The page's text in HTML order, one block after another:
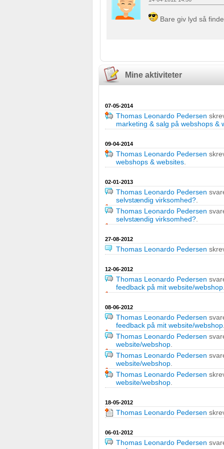
Bare giv lyd så
Mine aktiviteter
07-05-2014
Thomas Leonardo Pedersen
marketing & salg på webshops &
09-04-2014
Thomas Leonardo Pedersen
webshops & websites
02-01-2013
Thomas Leonardo Pedersen
selvstændig virksomhed?
Thomas Leonardo Pedersen
selvstændig virksomhed?
27-08-2012
Thomas Leonardo Pedersen
12-06-2012
Thomas Leonardo Pedersen
feedback på mit website/webshop
08-06-2012
Thomas Leonardo Pedersen
feedback på mit website/webshop
Thomas Leonardo Pedersen
website/webshop
Thomas Leonardo Pedersen
website/webshop
Thomas Leonardo Pedersen
website/webshop
18-05-2012
Thomas Leonardo Pedersen
06-01-2012
Thomas Leonardo Pedersen
Bruge præcise geografiske placeringsoplysninger